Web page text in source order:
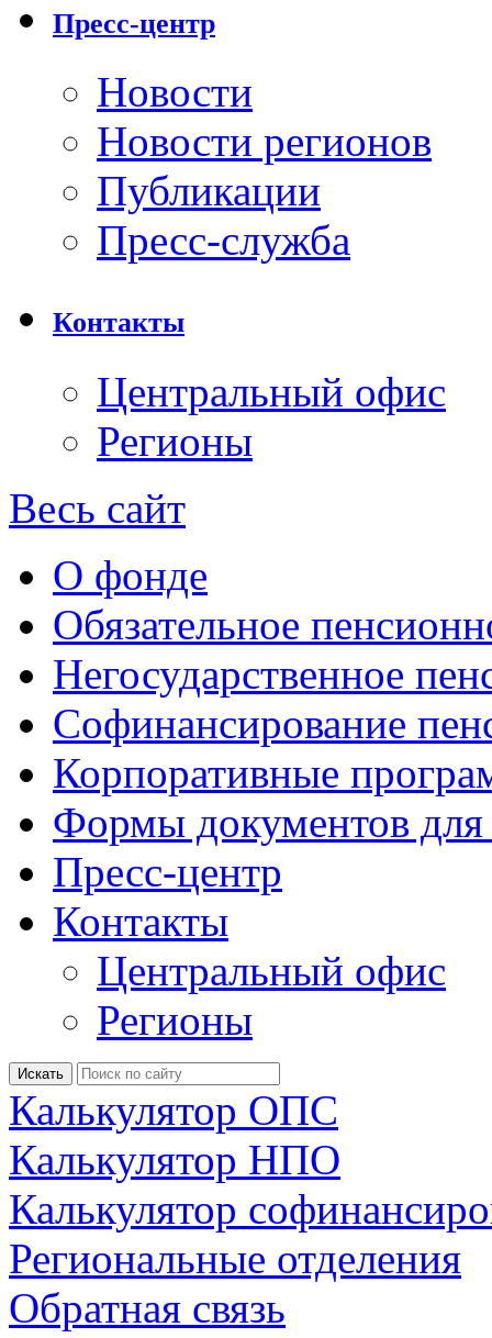
Пресс-центр
Новости
Новости регионов
Публикации
Пресс-служба
Контакты
Центральный офис
Регионы
Весь сайт
О фонде
Обязательное
Негосударственное
Софинансирование
Корпоративные
Формы документов для
Пресс-центр
Контакты
Центральный офис
Регионы
Калькулятор ОПС
Калькулятор НПО
Калькулятор
Региональные отделения
Обратная связь